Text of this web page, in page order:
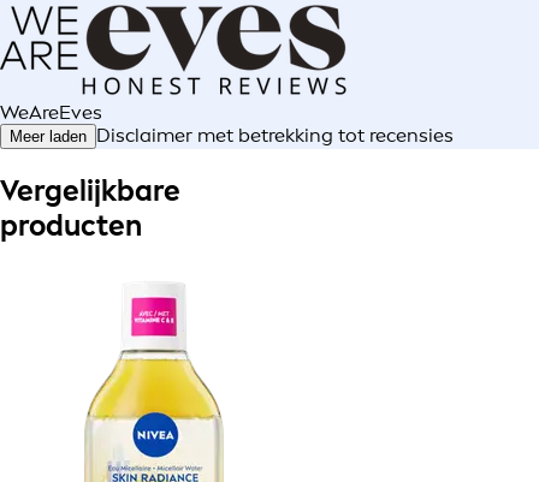
WeAreEves
Meer laden Disclaimer met betrekking tot recensies
Vergelijkbare
producten